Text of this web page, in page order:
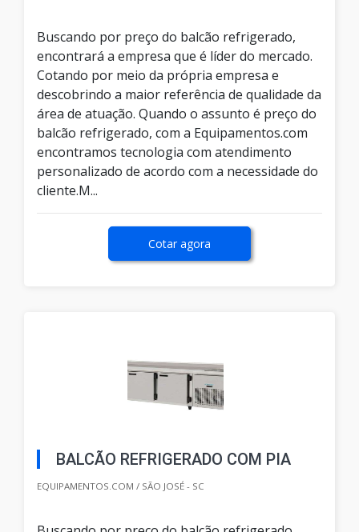
Buscando por preço do balcão refrigerado,
encontrará a empresa que é líder do mercado.
Cotando por meio da própria empresa e
descobrindo a maior referência de qualidade da
área de atuação. Quando o assunto é preço do
balcão refrigerado, com a Equipamentos.com
encontramos tecnologia com atendimento
personalizado de acordo com a necessidade do
cliente.M...
Cotar agora
BALCÃO REFRIGERADO COM PIA
EQUIPAMENTOS.COM / SÃO JOSÉ - SC